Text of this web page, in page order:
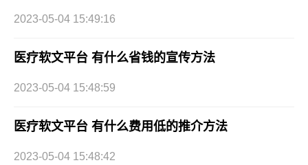
2023-05-04 15:49:16
医疗软文平台 有什么省钱的宣传方法
2023-05-04 15:48:59
医疗软文平台 有什么费用低的推介方法
2023-05-04 15:48:42